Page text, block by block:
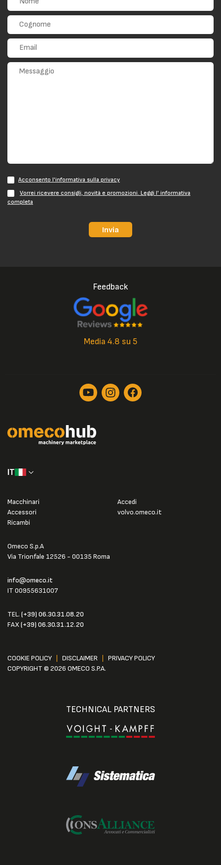
Acconsento l'informativa sulla privacy
Vorrei ricevere consigli, novità e promozioni. Leggi l' informativa
completa
Invia
Feedback
Media 4.8 su 5
IT
Omeco S.p.A
Via Trionfale 12526 - 00135 Roma
info@omeco.it
IT 00955631007
TEL. (+39) 06.30.31.08.20
FAX(+39) 06.30.31.12.20
Macchinari
Accessori
Ricambi
Accedi
volvo.omeco.it
COOKIE POLICY DISCLAIMER
PRIVACY POLICY
COPYRIGHT © 2026 OMECO S.P.A.
TECHNICAL PARTNERS